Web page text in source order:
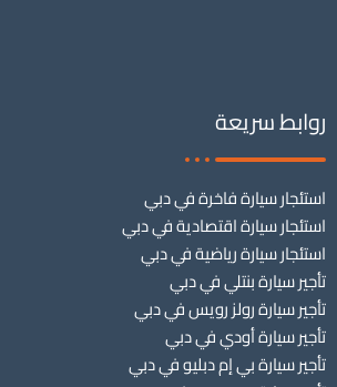
روابط سريعة
استئجار سيارة فاخرة في دبي
استئجار سيارة اقتصادية في دبي
استئجار سيارة رياضية في دبي
تأجير سيارة بنتلي في دبي
تأجير سيارة رولز رويس في دبي
تأجير سيارة أودي في دبي
تأجير سيارة بي إم دبليو في دبي